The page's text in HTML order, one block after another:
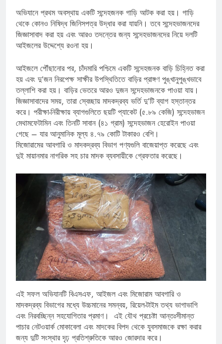
অভিযানে প্রথম অবস্থায় একটি সন্দেহজনক গাড়ি আটক করা হয়। গাড়ি
থেকে কোনও নিষিদ্ধ জিনিসপত্র উদ্ধার করা যায়নি। তবে সন্দেহভাজনদের
জিজ্ঞাসাবাদ করা হয় এবং আরও তদন্তের জন্য সন্দেহভাজনদের নিয়ে দলটি
আইজলের উদ্দেশ্যে রওনা হয়।
আইজলে পৌঁছানোর পর, চাঁদমারি পশ্চিমে একটি সন্দেহজনক বাড়ি চিহ্নিত করা
হয় এবং দু’জন নিরপেক্ষ সাক্ষীর উপস্থিতিতে বাড়ির প্রাঙ্গণ পুঙ্খানুপুঙ্খভাবে
তল্লাশি করা হয়। বাড়ির ভেতরে আরও দুজন সন্দেহভাজনকে পাওয়া যায়।
জিজ্ঞাসাবাদের সময়, তারা স্বেচ্ছায় মাদকদ্রব্য ভর্তি দু’টি ব্যাগ হস্তান্তর
করে। পরীক্ষা-নিরীক্ষায় ব্যাগগুলিতে ছয়টি প্যাকেট (৫.৮৯ কেজি) সন্দেহভাজন
মেথামফেটামিন এবং তিনটি সাবান (৪১ গ্রাম) সন্দেহভাজন হেরোইন পাওয়া
গেছে – যার আনুমানিক মূল্য ৪.৭৯ কোটি টাকারও বেশি।
মিজোরামের আবগারি ও মাদকদ্রব্য বিভাগ পণ্যগুলি বাজেয়াপ্ত করেছে এবং
দুই মায়ানমার নাগরিক সহ চার মাদক ব্যবসায়ীকে গ্রেফতার করেছে।
এই সফল অভিযানটি বিএসএফ, আইজল এবং মিজোরাম আবগারি ও
মাদকদ্রব্য বিভাগের মধ্যে উচ্চমানের সমন্বয়, রিয়েল-টাইম তথ্য ভাগাভাগি
এবং নিরবচ্ছিন্ন সহযোগিতার প্রমাণ। এই যৌথ প্রচেষ্টা আন্তঃসীমান্ত
পাচার নেটওয়ার্ক মোকাবেলা এবং মাদকের বিপদ থেকে যুবসমাজকে রক্ষা করার
জন্য দুটি সংস্থার দৃঢ় প্রতিশ্রুতিকে আরও জোরদার করে।